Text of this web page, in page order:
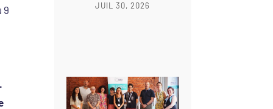
9
JUIL 30, 2026